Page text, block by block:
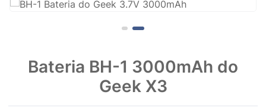
Bateria BH-1 3000mAh do
Geek X3